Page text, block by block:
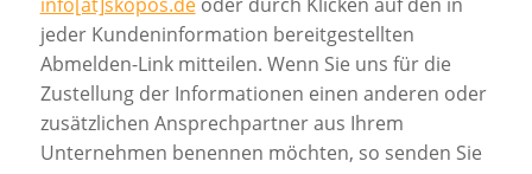
jeder Kundeninformation bereitgestellten
Abmelden-Link mitteilen. Wenn Sie uns für die
Zustellung der Informationen einen anderen oder
zusätzlichen Ansprechpartner aus Ihrem
Unternehmen benennen möchten, so senden Sie